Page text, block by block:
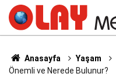
Anasayfa Yaşam
Önemli ve Nerede Bulunur?